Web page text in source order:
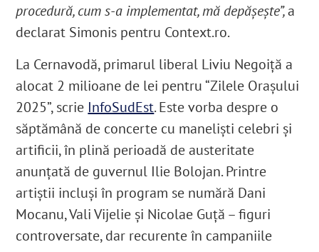
procedură, cum s-a implementat, mă depăşeşte”,a
declarat Simonis pentru Context.ro.
La Cernavodă, primarul liberal Liviu Negoiţă a
alocat 2 milioane de lei pentru “Zilele Oraşului
2025”, scrie InfoSudEst. Este vorba despre o
săptămână de concerte cu manelişti celebri şi
artificii, în plină perioadă de austeritate
anunţată de guvernul Ilie Bolojan. Printre
artiştii incluşi în program se numără Dani
Mocanu, Vali Vijelie şi Nicolae Guţă – figuri
controversate, dar recurente în campaniile